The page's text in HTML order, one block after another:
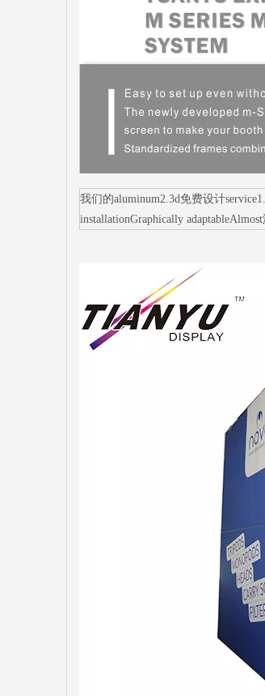
我们的aluminum2.3d免费设计
installationGraphically